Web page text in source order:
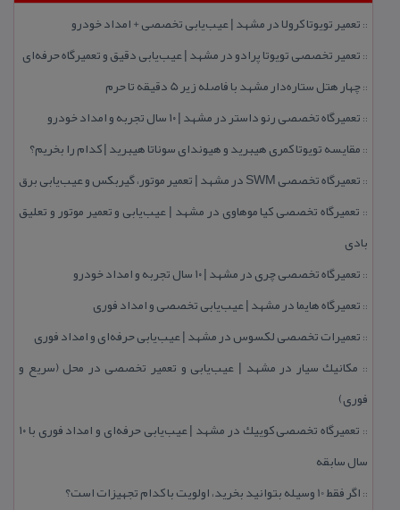
:: تعمیر تویوتا كرولا در مشهد | عیب‌یابی تخصصی + امداد خودرو
:: تعمیر تخصصی تویوتا پرادو در مشهد | عیب‌یابی دقیق و تعمیرگاه حرفه‌ای
::چهار هتل‌ ستاره‌دار مشهد با فاصله زیر 5 دقیقه تا حرم
:: تعمیرگاه تخصصی رنو داستر در مشهد | ۱۰ سال تجربه و امداد خودرو
:: مقایسه تویوتا كمری هیبرید و هیوندای سوناتا هیبرید | كدام را بخریم؟
:: تعمیرگاه تخصصی SWM در مشهد | تعمیر موتور، گیربكس و عیب‌یابی برق
:: تعمیرگاه تخصصی كیا موهاوی در مشهد | عیب‌یابی و تعمیر موتور و تعلیق
بادی
:: تعمیرگاه تخصصی چری در مشهد | ۱۰ سال تجربه و امداد خودرو
:: تعمیرگاه هایما در مشهد | عیب‌یابی تخصصی و امداد فوری
:: تعمیرات تخصصی لكسوس در مشهد | عیب‌یابی حرفه‌ای و امداد فوری
:: مكانیك سیار در مشهد | عیب‌یابی و تعمیر تخصصی در محل (سریع و
فوری)
::
تعمیرگاه تخصصی كوییك در مشهد | عیب‌یابی حرفه‌ای و امداد فوری با ۱۰
سال سابقه
:: اگر فقط 10 وسیله بتوانید بخرید، اولویت با كدام تجهیزات است؟